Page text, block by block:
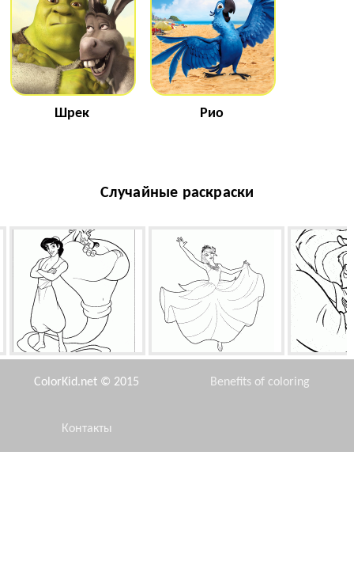
Шрек Рио
Случайные раскраски
Аладдин и Джинни-
Принцесса Барби Любовь
ColorKid.net © 2015 Benefits of coloring
Контакты